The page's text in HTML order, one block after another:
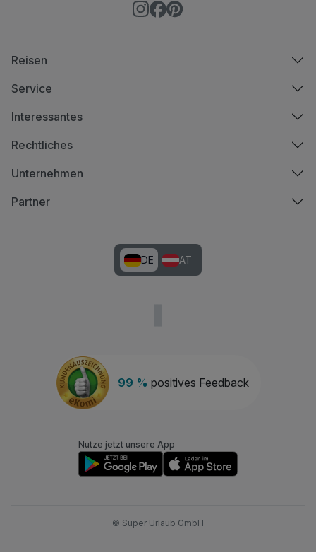
99 % positives Feedback
Reisen
Service
Interessantes
Rechtliches
Unternehmen
Partner
DE AT
Nutze jetzt unsere App
© Super Urlaub GmbH